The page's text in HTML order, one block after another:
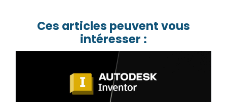
Ces articles peuvent vous
intéresser :